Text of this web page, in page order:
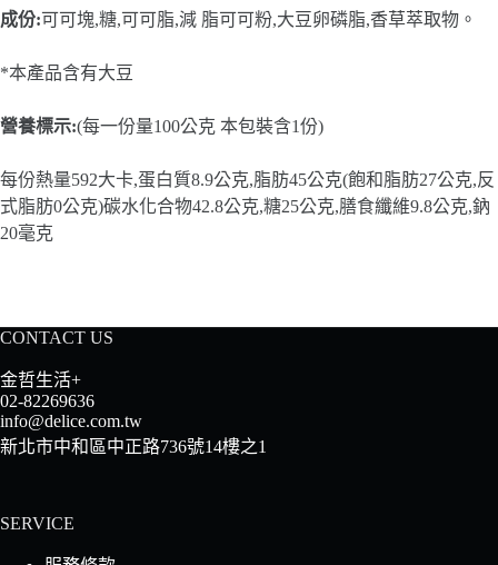
成份:可可塊,糖,可可脂,減 脂可可粉,大豆卵磷脂,香草萃取物。
*本產品含有大豆
營養標示:(每一份量100公克 本包裝含1份)
每份熱量592大卡,蛋白質8.9公克,脂肪45公克(飽和脂肪27公克,反
式脂肪0公克)碳水化合物42.8公克,糖25公克,膳食纖維9.8公克,鈉
20毫克
CONTACT US
金哲生活+
02-82269636
info@delice.com.tw
新北市中和區中正路736號14樓之1
SERVICE